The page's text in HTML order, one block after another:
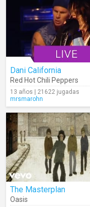
Dani California
Red Hot Chili Peppers
13 años | 21622 jugadas
mrsmarohn
The Masterplan
Oasis